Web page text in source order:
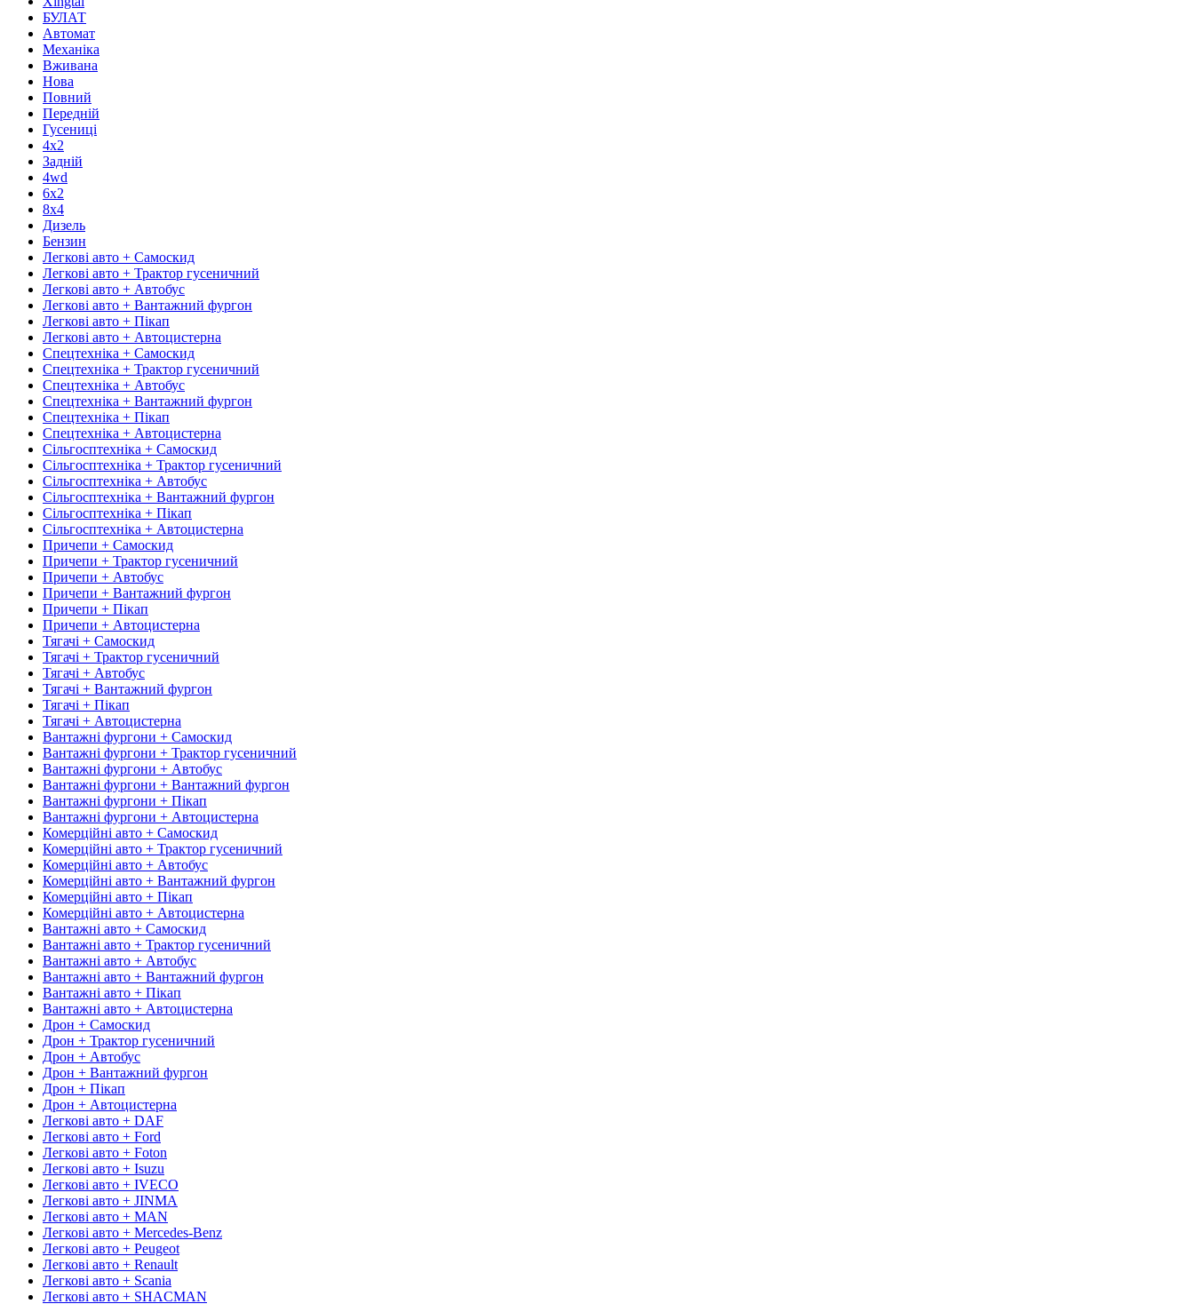
БУЛАТ
Автомат
Механіка
Вживана
Нова
Повний
Передній
Гусениці
4х2
Задній
4wd
6х2
8х4
Дизель
Бензин
Легкові авто + Самоскид
Легкові авто + Трактор гусеничний
Легкові авто + Автобус
Легкові авто + Вантажний фургон
Легкові авто + Пікап
Легкові авто + Автоцистерна
Спецтехніка + Самоскид
Спецтехніка + Трактор гусеничний
Спецтехніка + Автобус
Спецтехніка + Вантажний фургон
Спецтехніка + Пікап
Спецтехніка + Автоцистерна
Сільгосптехніка + Самоскид
Сільгосптехніка + Трактор гусеничний
Сільгосптехніка + Автобус
Сільгосптехніка + Вантажний фургон
Сільгосптехніка + Пікап
Сільгосптехніка + Автоцистерна
Причепи + Самоскид
Причепи + Трактор гусеничний
Причепи + Автобус
Причепи + Вантажний фургон
Причепи + Пікап
Причепи + Автоцистерна
Тягачі + Самоскид
Тягачі + Трактор гусеничний
Тягачі + Автобус
Тягачі + Вантажний фургон
Тягачі + Пікап
Тягачі + Автоцистерна
Вантажні фургони + Самоскид
Вантажні фургони + Трактор гусеничний
Вантажні фургони + Автобус
Вантажні фургони + Вантажний фургон
Вантажні фургони + Пікап
Вантажні фургони + Автоцистерна
Комерційні авто + Самоскид
Комерційні авто + Трактор гусеничний
Комерційні авто + Автобус
Комерційні авто + Вантажний фургон
Комерційні авто + Пікап
Комерційні авто + Автоцистерна
Вантажні авто + Самоскид
Вантажні авто + Трактор гусеничний
Вантажні авто + Автобус
Вантажні авто + Вантажний фургон
Вантажні авто + Пікап
Вантажні авто + Автоцистерна
Дрон + Самоскид
Дрон + Трактор гусеничний
Дрон + Автобус
Дрон + Вантажний фургон
Дрон + Пікап
Дрон + Автоцистерна
Легкові авто + DAF
Легкові авто + Ford
Легкові авто + Foton
Легкові авто + Isuzu
Легкові авто + IVECO
Легкові авто + JINMA
Легкові авто + MAN
Легкові авто + Mercedes-Benz
Легкові авто + Peugeot
Легкові авто + Renault
Легкові авто + Scania
Легкові авто + SHACMAN